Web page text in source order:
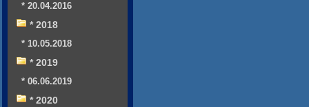
* 20.04.2016
* 2018
* 10.05.2018
* 2019
* 06.06.2019
* 2020